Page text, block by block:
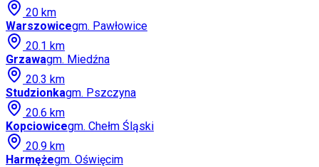
20 km
Warszowicegm. Pawłowice
20.1 km
Grzawagm. Miedźna
20.3 km
Studzionkagm. Pszczyna
20.6 km
Kopciowicegm. Chełm Śląski
20.9 km
Harmężegm. Oświęcim